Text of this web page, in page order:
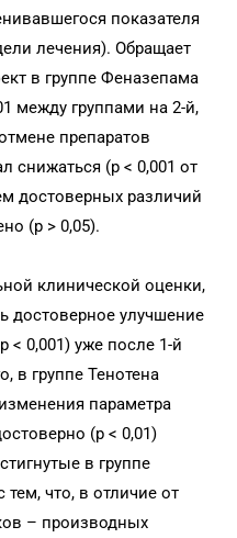
показателя
лечения). Обращает
в группе Феназепама
между группами на 2-й,
препаратов
снижаться (p < 0,001 от
достоверных различий
(p > 0,05).
клинической оценки,
достоверное улучшение
< 0,001) уже после 1-й
в группе Тенотена
параметра
(p < 0,01)
в группе
что, в отличие от
– производных